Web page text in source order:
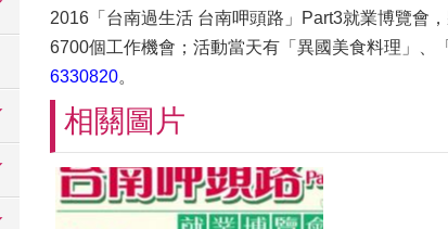
2016「台南過生活 台南呷頭路」Part3就業博覽會
6700個工作機會；活動當天有「異國美食料理」、
6330820。
相關圖片